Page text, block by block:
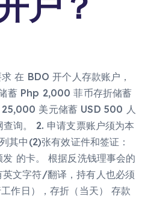
BDO 开个人存款账户，
蓄 Php 2,000 菲币存折储蓄
美元储蓄 USD 500 人
询。 2. 申请支票账户须为本
其中(2)张有效证件和签证：
的卡。 根据反洗钱理事会的
文字符/翻译，持有人也必须
作日），存折（当天） 存款